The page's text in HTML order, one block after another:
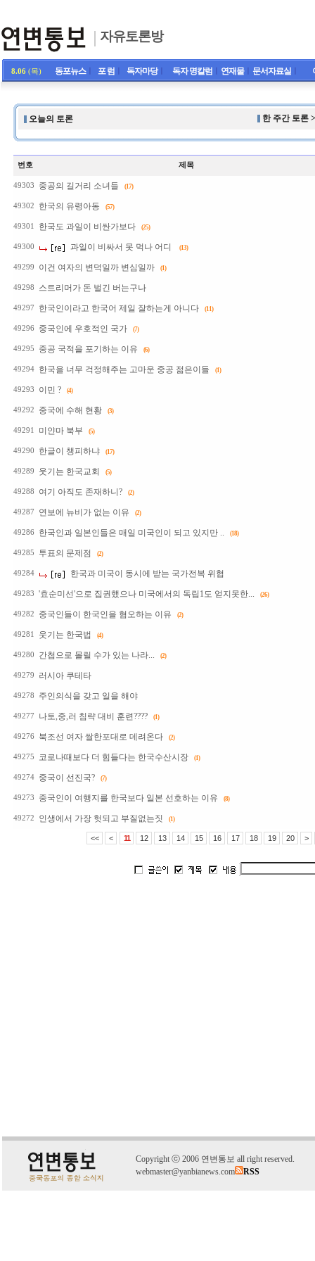
자유토론방
8.06 (목) 동포뉴스ㅣ 포 럼 독자마당ㅣ 독자 명칼럼 연재물ㅣ 문서자료실
오늘의 토론 한 주간 토론
번호 제목
49303 중공의 길거리 소녀들 (17)
49302 한국의 유령아동 (57)
49301 한국도 과일이 비싼가보다 (25)
49300 과일이 비싸서 못 먹나 어디 (13)
49299 이건 여자의 변덕일까 변심일까 (1)
49298 스트리머가 돈 벌긴 버는구나
49297 한국인이라고 한국어 제일 잘하는게 아니다 (11)
49296 중국인에 우호적인 국가 (7)
49295 중공 국적을 포기하는 이유 (6)
49294 한국을 너무 걱정해주는 고마운 중공 젊은이들 (1)
49293 이민 ? (4)
49292 중국에 수해 현황 (3)
49291 미얀마 북부 (5)
49290 한글이 챙피하냐 (17)
49289 웃기는 한국교회 (5)
49288 여기 아직도 존재하니? (2)
49287 연보에 뉴비가 없는 이유 (2)
49286 한국인과 일본인들은 매일 미국인이 되고 있지만 .. (18)
49285 투표의 문제점 (2)
49284 한국과 미국이 동시에 받는 국가전복 위협
49283 '효순미선'으로 집권했으나 미국에서의 독립1도 얻지못한... (26)
49282 중국인들이 한국인을 혐오하는 이유 (2)
49281 웃기는 한국법 (4)
49280 간첩으로 몰릴 수가 있는 나라... (2)
49279 러시아 쿠테타
49278 주인의식을 갖고 일을 해야
49277 나토,중,러 침략 대비 훈련???? (1)
49276 북조선 여자 쌀한포대로 데려온다 (2)
49275 코로나때보다 더 힘들다는 한국수산시장 (1)
49274 중국이 선진국? (7)
49273 중국인이 여행지를 한국보다 일본 선호하는 이유 (8)
49272 인생에서 가장 헛되고 부질없는짓 (1)
<< < 11 12 13 14 15 16 17 18 19 20 >
Copyright ⓒ 2006 연변통보 all right reserved.
webmaster@yanbianews.com
RSS